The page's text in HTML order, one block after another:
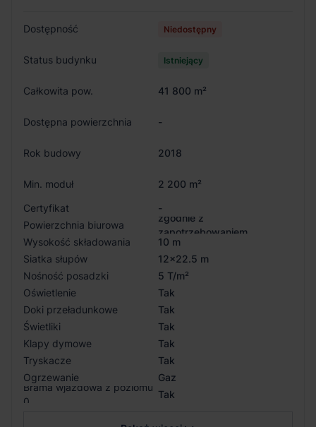
Dostępność Niedostępny
Status budynku Istniejący
Całkowita pow. 41 800 m²
Dostępna powierzchnia -
Rok budowy 2018
Min. moduł
2 200 m²
Certyfikat
-
Powierzchnia biurowa
zgodnie z
zapotrzebowaniem
Wysokość składowania
10 m
Siatka słupów
12x22.5 m
Nośność posadzki
5 T/m²
Oświetlenie
Tak
Doki przeładunkowe
Tak
Świetliki
Tak
Klapy dymowe
Tak
Tryskacze
Tak
Ogrzewanie
Gaz
Brama wjazdowa z poziomu
0
Tak